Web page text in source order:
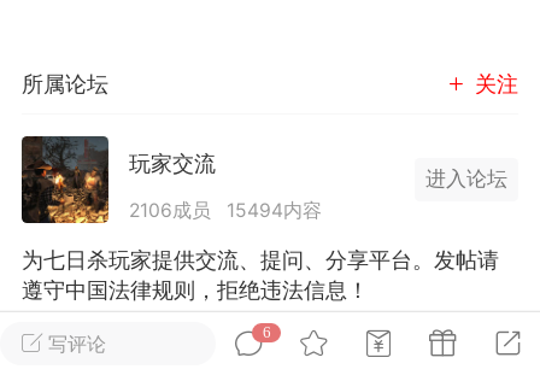
作弊模组在联机服务器使用,为了维护游
模组的发布行为：1. *...
汉
72 2.22w
大人
Lv.8
写评论
6
所属论坛 关注
玩家交流
2106成员 15494内容
进入论坛
为七日杀玩家提供交流、提问、分享平台。发帖请
遵守中国法律规则，拒绝违法信息！
全部 6 正序